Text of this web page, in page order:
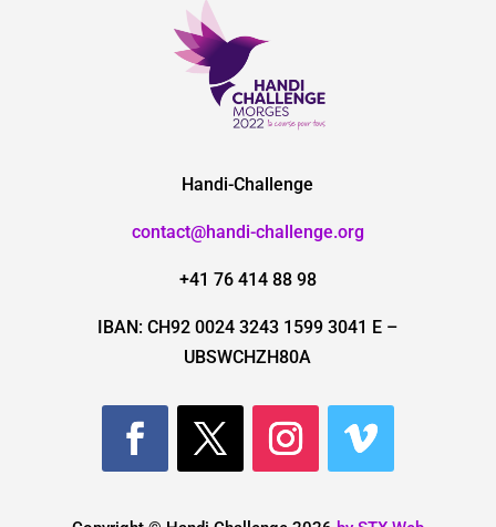
Handi-Challenge
contact@handi-challenge.org
+41 76 414 88 98
IBAN: CH92 0024 3243 1599 3041 E –
UBSWCHZH80A